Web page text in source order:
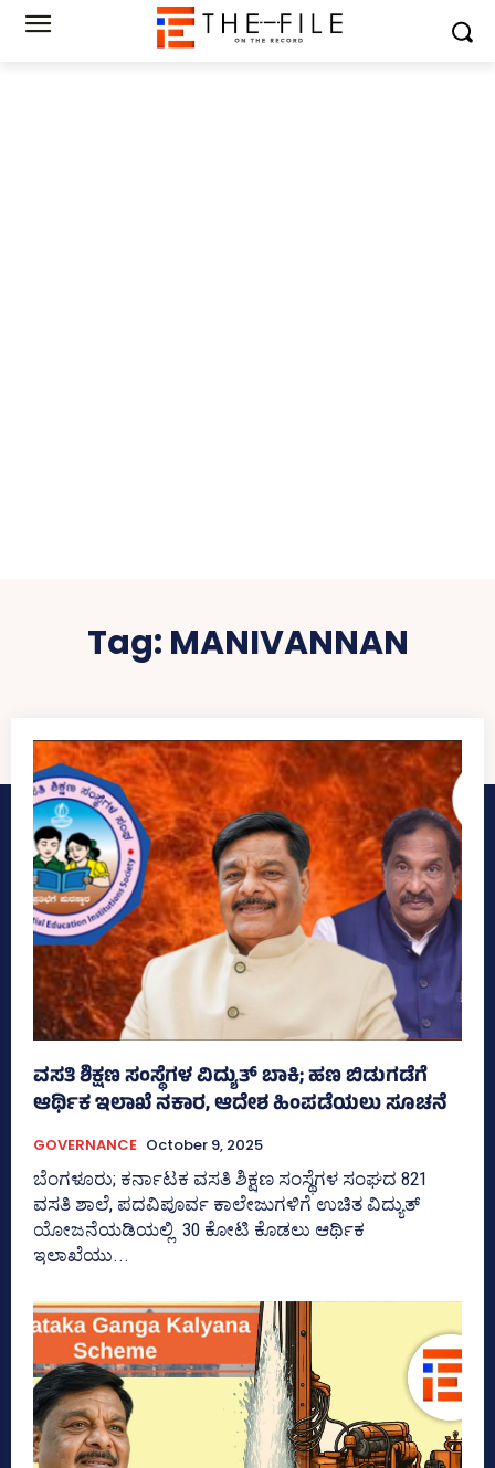
Tag: MANIVANNAN
ವಸತಿ ಶಿಕ್ಷಣ ಸಂಸ್ಥೆಗಳ ವಿದ್ಯುತ್‌ ಬಾಕಿ; ಹಣ ಬಿಡುಗಡೆಗೆ
ಆರ್ಥಿಕ ಇಲಾಖೆ ನಕಾರ, ಆದೇಶ ಹಿಂಪಡೆಯಲು ಸೂಚನೆ
GOVERNANCE October 9, 2025
ಬೆಂಗಳೂರು; ಕರ್ನಾಟಕ ವಸತಿ ಶಿಕ್ಷಣ ಸಂಸ್ಥೆಗಳ ಸಂಘದ 821
ವಸತಿ ಶಾಲೆ, ಪದವಿಪೂರ್ವ ಕಾಲೇಜುಗಳಿಗೆ ಉಚಿತ ವಿದ್ಯುತ್
ಯೋಜನೆಯಡಿಯಲ್ಲಿ 30 ಕೋಟಿ ಕೊಡಲು ಆರ್ಥಿಕ
ಇಲಾಖೆಯು...